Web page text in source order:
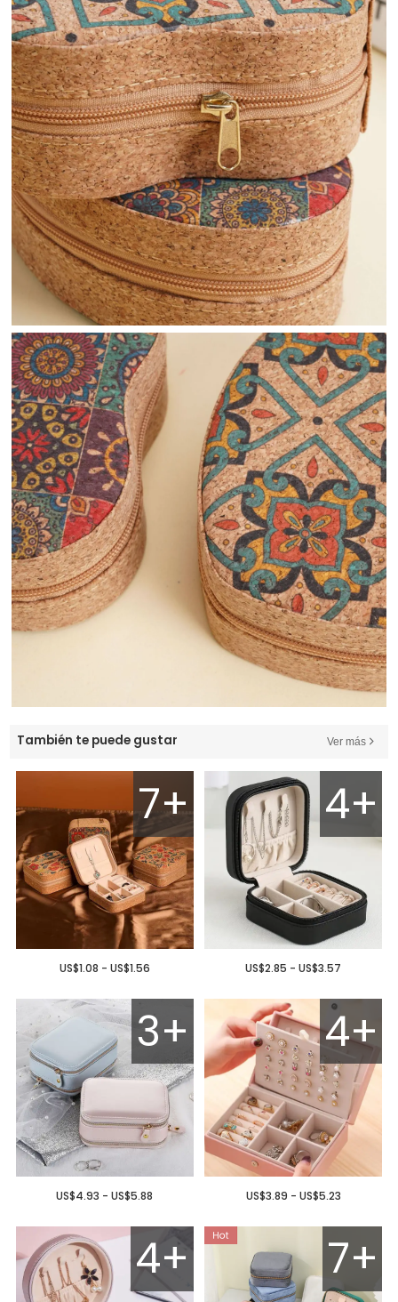
También te puede gustar Ver más
7+
US$1.08 - US$1.56
4+
US$2.85 - US$3.57
3+
US$4.93 - US$5.88
4+
US$3.89 - US$5.23
4+ 7+